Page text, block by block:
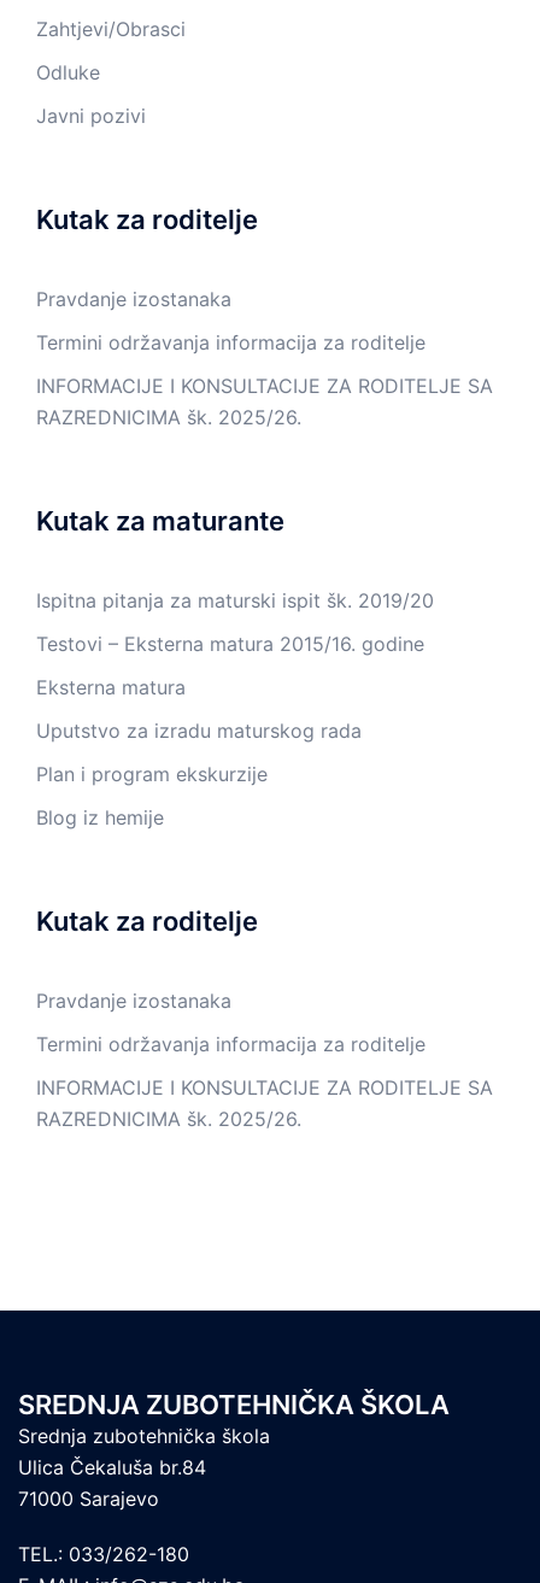
Zahtjevi/Obrasci
Odluke
Javni pozivi
Kutak za roditelje
Pravdanje izostanaka
Termini održavanja informacija za roditelje
INFORMACIJE I KONSULTACIJE ZA RODITELJE SA
RAZREDNICIMA šk. 2025/26.
Kutak za maturante
Ispitna pitanja za maturski ispit šk. 2019/20
Testovi – Eksterna matura 2015/16. godine
Eksterna matura
Uputstvo za izradu maturskog rada
Plan i program ekskurzije
Blog iz hemije
Kutak za roditelje
Pravdanje izostanaka
Termini održavanja informacija za roditelje
INFORMACIJE I KONSULTACIJE ZA RODITELJE SA
RAZREDNICIMA šk. 2025/26.
SREDNJA ZUBOTEHNIČKA ŠKOLA
Srednja zubotehnička škola
Ulica Čekaluša br.84
71000 Sarajevo
TEL.: 033/262-180